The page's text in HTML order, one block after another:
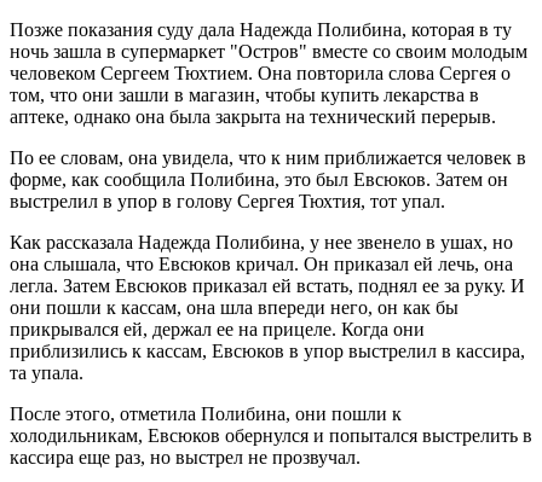
Позже показания суду дала Надежда Полибина, которая в ту
ночь зашла в супермаркет "Остров" вместе со своим молодым
человеком Сергеем Тюхтием. Она повторила слова Сергея о
том, что они зашли в магазин, чтобы купить лекарства в
аптеке, однако она была закрыта на технический перерыв.
По ее словам, она увидела, что к ним приближается человек в
форме, как сообщила Полибина, это был Евсюков. Затем он
выстрелил в упор в голову Сергея Тюхтия, тот упал.
Как рассказала Надежда Полибина, у нее звенело в ушах, но
она слышала, что Евсюков кричал. Он приказал ей лечь, она
легла. Затем Евсюков приказал ей встать, поднял ее за руку. И
они пошли к кассам, она шла впереди него, он как бы
прикрывался ей, держал ее на прицеле. Когда они
приблизились к кассам, Евсюков в упор выстрелил в кассира,
та упала.
После этого, отметила Полибина, они пошли к
холодильникам, Евсюков обернулся и попытался выстрелить в
кассира еще раз, но выстрел не прозвучал.